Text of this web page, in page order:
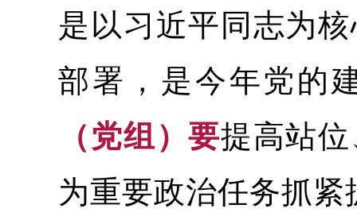
是以习近平同志为
部署，是今年党的
（党组）要提高站
为重要政治任务抓